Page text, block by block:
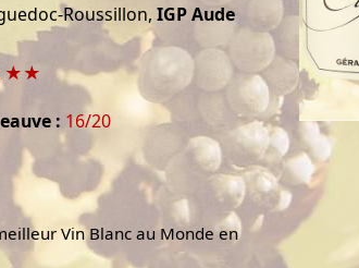
Roussillon, IGP Aude
★★
: 16/20
Vin Blanc au Monde en